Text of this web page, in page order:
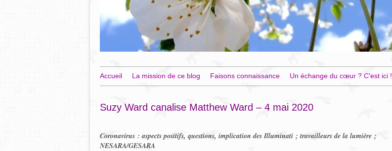
Accueil La mission de ce blog Faisons connaissance Un échange du cœur ? C'est ici !
Suzy Ward canalise Matthew Ward – 4 mai 2020
Coronavirus : aspects positifs, questions, implication des Illuminati ; travailleurs de la lumière ;
NESARA/GESARA